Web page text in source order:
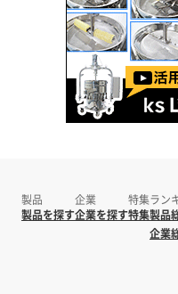
製品
製品を探す
企業
企業を探す
特集
特集
ラン
製品
企業